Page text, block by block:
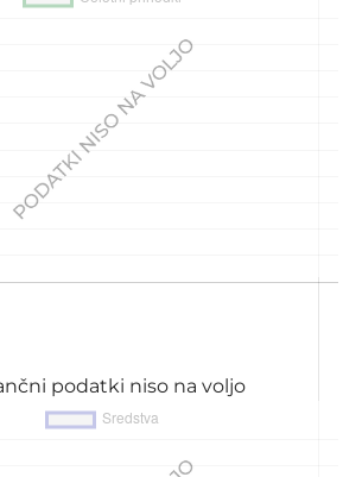
podatki niso na voljo